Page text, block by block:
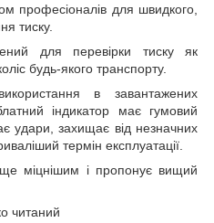
професіоналів для швидкого,
тиску.
для перевірки тиску як
будь-якого транспорту.
в завантажених
індикатор має гумовий
удари, захищає від незначних
термін експлуатації.
міцнішим і пропонує вищий
читаний